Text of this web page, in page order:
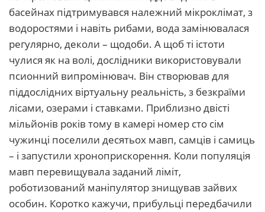
басейнах підтримувався належний мікроклімат, з
водоростями і навіть рибами, вода замінювалася
регулярно, деколи – щодоби. А щоб ті істоти
чулися як на волі, дослідники використовували
псионний випромінювач. Він створював для
піддослідних віртуальну реальність, з безкраїми
лісами, озерами і ставками. Приблизно двісті
мільйонів років тому в камері номер сто сім
чужинці поселили десятьох мавп, самців і самиць
– і запустили хроноприскорення. Коли популяція
мавп перевищувала заданий ліміт,
роботизований маніпулятор знищував зайвих
особин. Коротко кажучи, прибульці передбачили